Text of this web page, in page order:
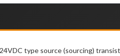
type source (sourcing)